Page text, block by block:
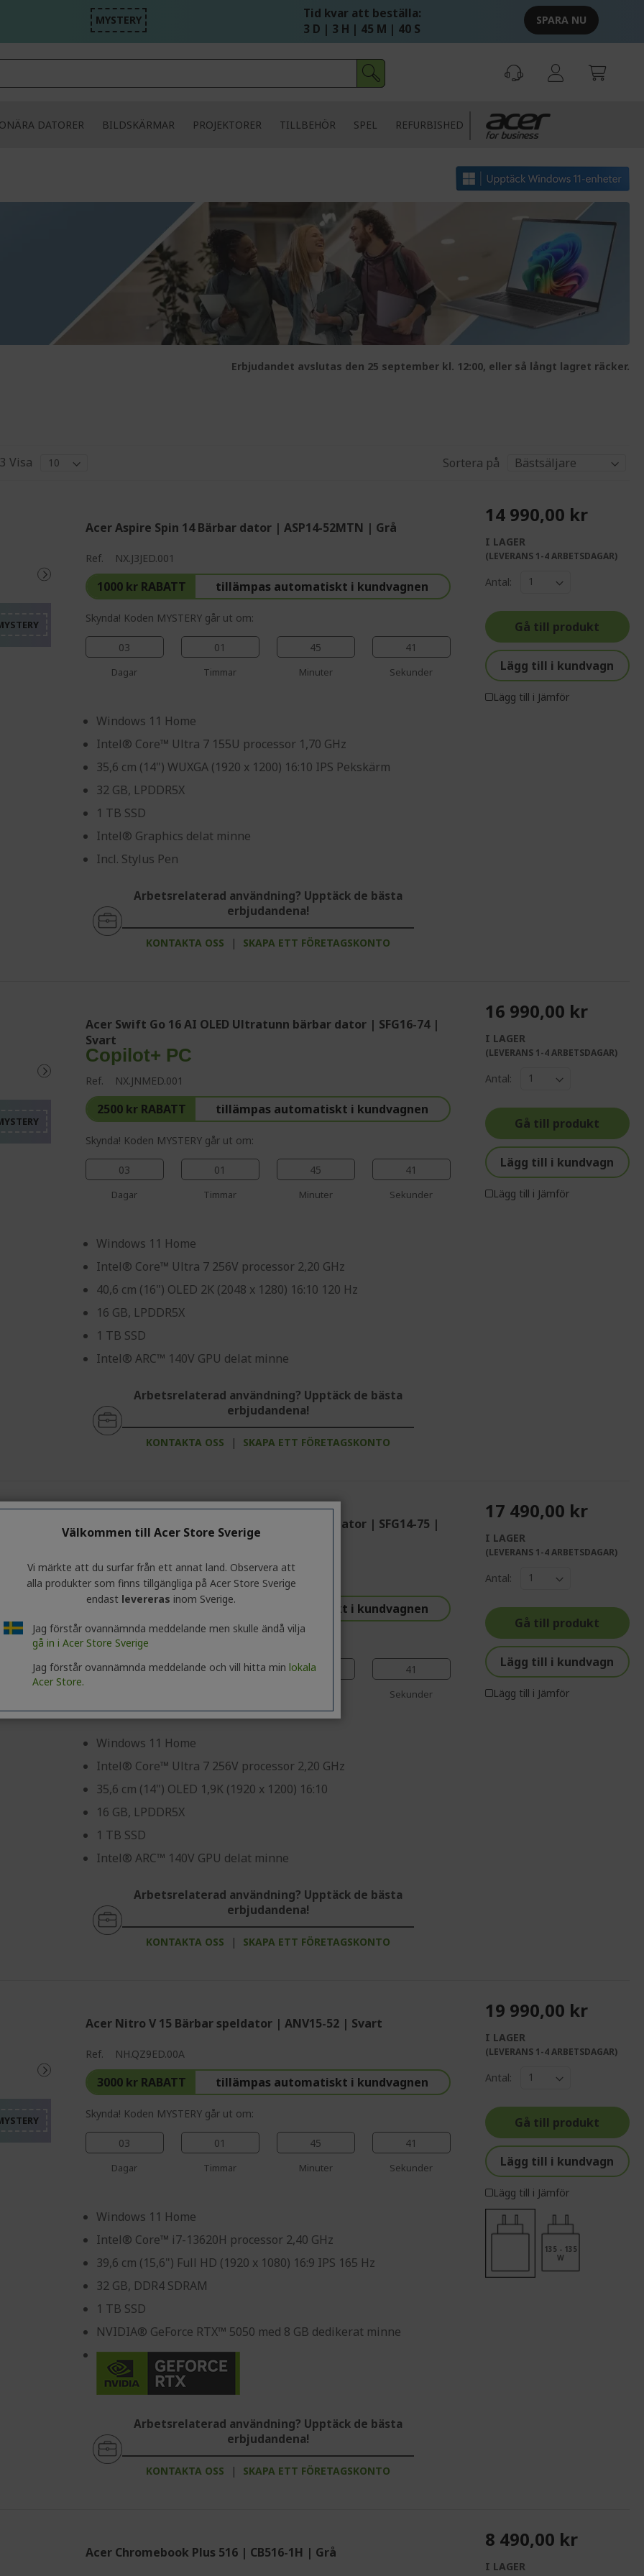
MYSTERY
Tid kvar att beställa:
3 D | 3 H | 45 M | 39 S
SPARA NU
DATORER BILDSKÄRMAR PROJEKTORER TILLBEHÖR SPEL REFURBISHED
Erbjudandet avslutas den 25 september kl. 12:00, eller så långt lagret räcker.
Visa Sortera på
Acer Aspire Spin 14 Bärbar dator | ASP14-52MTN | Grå
Ref. NX.J3JED.001
1000 kr RABATT tillämpas automatiskt i kundvagnen
Skynda! Koden MYSTERY går ut om:
03
Dagar
01
Timmar
45
Minuter
40
Sekunder
Windows 11 Home
Intel® Core™ Ultra 7 155U processor 1,70 GHz
35,6 cm (14") WUXGA (1920 x 1200) 16:10 IPS Pekskärm
32 GB, LPDDR5X
1 TB SSD
Intel® Graphics delat minne
Incl. Stylus Pen
Arbetsrelaterad användning? Upptäck de bästa
erbjudandena!
KONTAKTA OSS | SKAPA ETT FÖRETAGSKONTO
14 990,00 kr
I LAGER
(LEVERANS 1-4 ARBETSDAGAR)
Antal:
Gå till produkt
Lägg till i kundvagn
Lägg till i Jämför
Acer Swift Go 16 AI OLED Ultratunn bärbar dator | SFG16-74 |
Svart
Copilot+ PC
Ref. NX.JNMED.001
2500 kr RABATT tillämpas automatiskt i kundvagnen
Skynda! Koden MYSTERY går ut om:
03
Dagar
01
Timmar
45
Minuter
40
Sekunder
Windows 11 Home
Intel® Core™ Ultra 7 256V processor 2,20 GHz
40,6 cm (16") OLED 2K (2048 x 1280) 16:10 120 Hz
16 GB, LPDDR5X
1 TB SSD
Intel® ARC™ 140V GPU delat minne
Arbetsrelaterad användning? Upptäck de bästa
erbjudandena!
KONTAKTA OSS | SKAPA ETT FÖRETAGSKONTO
16 990,00 kr
I LAGER
(LEVERANS 1-4 ARBETSDAGAR)
Antal:
Gå till produkt
Lägg till i kundvagn
Lägg till i Jämför
Acer Swift Go 14 AI OLED Ultratunn bärbar dator | SFG14-75 |
Blå
Ref. NX.JNBED.005
tillämpas automatiskt i kundvagnen
Skynda! Koden MYSTERY går ut om:
03 01 45 40
Sekunder
Windows 11 Home
Intel® Core™ Ultra 7 256V processor 2,20 GHz
35,6 cm (14") OLED 1,9K (1920 x 1200) 16:10
16 GB, LPDDR5X
1 TB SSD
Intel® ARC™ 140V GPU delat minne
Arbetsrelaterad användning? Upptäck de bästa
erbjudandena!
KONTAKTA OSS | SKAPA ETT FÖRETAGSKONTO
17 490,00 kr
I LAGER
(LEVERANS 1-4 ARBETSDAGAR)
Antal:
Gå till produkt
Lägg till i kundvagn
Lägg till i Jämför
Acer Nitro V 15 Bärbar speldator | ANV15-52 | Svart
Ref. NH.QZ9ED.00A
3000 kr RABATT tillämpas automatiskt i kundvagnen
Skynda! Koden MYSTERY går ut om:
03
Dagar
01
Timmar
45
Minuter
40
Sekunder
Windows 11 Home
Intel® Core™ i7-13620H processor 2,40 GHz
39,6 cm (15,6") Full HD (1920 x 1080) 16:9 IPS 165 Hz
32 GB, DDR4 SDRAM
1 TB SSD
NVIDIA® GeForce RTX™ 5050 med 8 GB dedikerat minne
Arbetsrelaterad användning? Upptäck de bästa
erbjudandena!
KONTAKTA OSS | SKAPA ETT FÖRETAGSKONTO
19 990,00 kr
I LAGER
(LEVERANS 1-4 ARBETSDAGAR)
Antal:
Gå till produkt
Lägg till i kundvagn
Lägg till i Jämför
135 - 135
W
Acer Chromebook Plus 516 | CB516-1H | Grå
8 490,00 kr
I LAGER
Välkommen till Acer Store Sverige
Vi märkte att du surfar från ett annat land. Observera att
alla produkter som finns tillgängliga på Acer Store Sverige
endast levereras inom Sverige.
Jag förstår ovannämnda meddelande men skulle ändå vilja
gå in i Acer Store Sverige
Jag förstår ovannämnda meddelande och vill hitta min lokala
Acer Store.